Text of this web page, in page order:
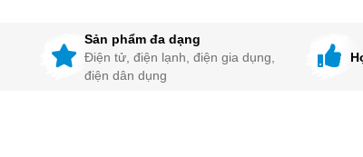
Sản phẩm đa dạng
Điện tử, điện lạnh, điện gia dụng,
điện dân dụng